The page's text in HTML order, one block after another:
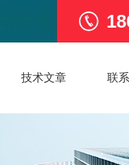
技术文章 联